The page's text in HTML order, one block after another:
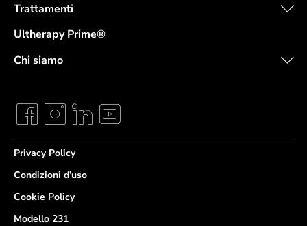
Trattamenti
Ultherapy Prime®
Chi siamo
Privacy Policy
Condizioni d’uso
Cookie Policy
Modello 231